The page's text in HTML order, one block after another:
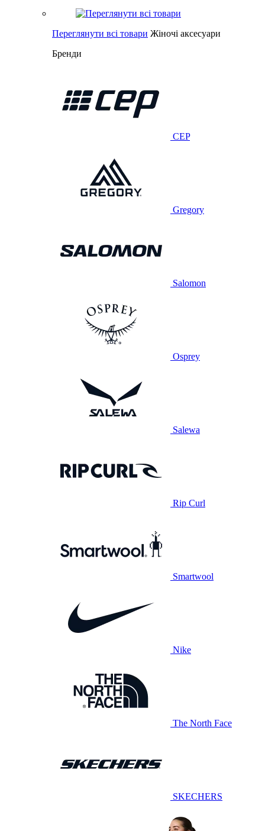
Переглянути всі товари Жіночі аксесуари
Бренди
CEP
Gregory
Salomon
Osprey
Salewa
Rip Curl
Smartwool
Nike
The North Face
SKECHERS